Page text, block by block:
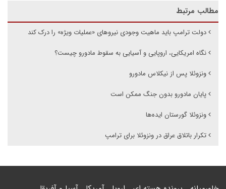
مطالب مرتبط
دولت ترامپ باید ماهیت وجودی نیروهای «عملیات ویژه» را درک کند
نگاه امریکایی، اروپایی و آسیایی به سقوط مادورو چیست؟
ونزوئلا پس از نیکلاس مادورو
پایان مادورو بدون جنگ ممکن است
ونزوئلا گورستان ایده‌ها
تکرار باتلاق عراق در ونزوئلا برای ترامپ